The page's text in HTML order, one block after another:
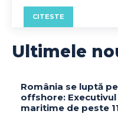
CITESTE
Ultimele
România se luptă
offshore:
maritime de peste